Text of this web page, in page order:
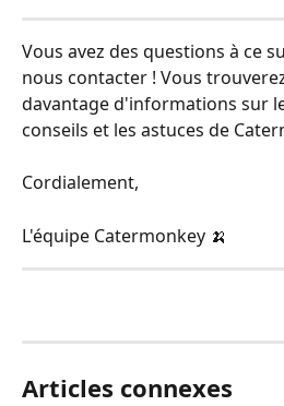
Vous avez des questions à ce
nous contacter ! Vous
davantage d'informations sur
conseils et les astuces de
Cordialement,
L'équipe Catermonkey 🍌
Articles connexes